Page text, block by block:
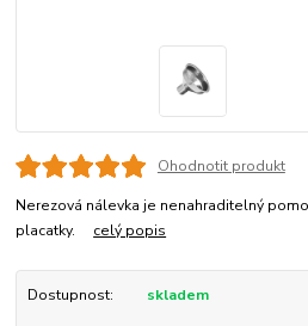
Ohodnotit produkt
Nerezová nálevka je nenahraditelný
placatky. celý popis
Dostupnost: skladem